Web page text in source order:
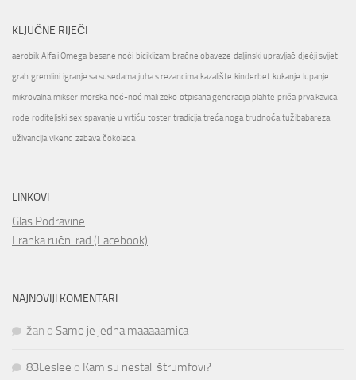
KLJUČNE RIJEČI
aerobik Alfa i Omega besane noći biciklizam bračne obaveze daljinski upravljač dječji svijet
grah gremlini igranje sa susedama juha s rezancima kazalište kinderbet kukanje lupanje
mikrovalna mikser morska noć-noć mali zeko otpisana generacija plahte priča prva kavica
rode roditeljski sex spavanje u vrtiću toster tradicija treća noga trudnoća tužibabareza
uživancija vikend zabava čokolada
LINKOVI
Glas Podravine
Franka ručni rad (Facebook)
NAJNOVIJI KOMENTARI
žan o Samo je jedna maaaaamica
83Leslee o Kam su nestali štrumfovi?